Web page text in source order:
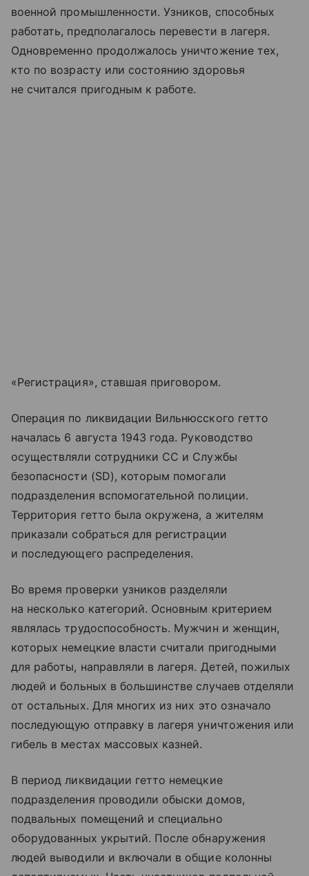
военной промышленности. Узников, способных
работать, предполагалось перевести в лагеря.
Одновременно продолжалось уничтожение тех,
кто по возрасту или состоянию здоровья
не считался пригодным к работе.
«Регистрация», ставшая приговором.
Операция по ликвидации Вильнюсского гетто
началась 6 августа 1943 года. Руководство
осуществляли сотрудники СС и Службы
безопасности (SD), которым помогали
подразделения вспомогательной полиции.
Территория гетто была окружена, а жителям
приказали собраться для регистрации
и последующего распределения.
Во время проверки узников разделяли
на несколько категорий. Основным критерием
являлась трудоспособность. Мужчин и женщин,
которых немецкие власти считали пригодными
для работы, направляли в лагеря. Детей, пожилых
людей и больных в большинстве случаев отделяли
от остальных. Для многих из них это означало
последующую отправку в лагеря уничтожения или
гибель в местах массовых казней.
В период ликвидации гетто немецкие
подразделения проводили обыски домов,
подвальных помещений и специально
оборудованных укрытий. После обнаружения
людей выводили и включали в общие колонны